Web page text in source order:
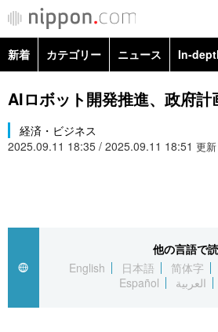
カテゴリー
新着 カテゴリー ニュース In-
政治・外交
経済・ビジネス
AIロボット開発推進、政府計
経済・ビジネス
2025.09.11 18:35 / 2025.09.11 18:51 更新
他の言語で
English
日本語 简体字
Español
العربية